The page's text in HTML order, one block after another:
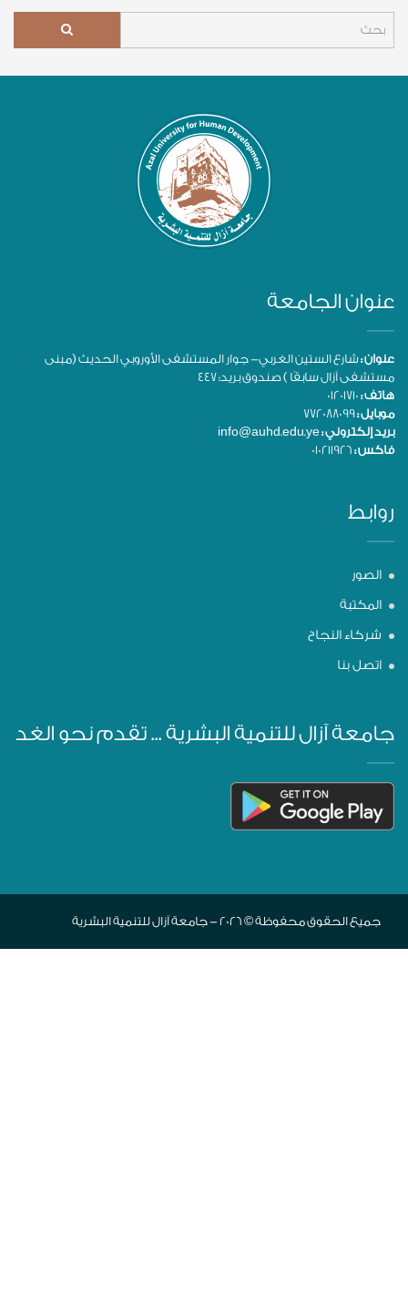
عنوان الجامعة
عنوان :شارع الستين الغربي- جوار المستشفى الأوروبي الحديث (مبنى
مستشفى آزال سابقًا ) صندوق بريد: 447
هاتف :
موبايل :
بريد إلكتروني :
فاكس :
روابط
الصور
المكتبة
شركاء النجاح
اتصل بنا
جامعة آزال للتنمية البشرية ... تقدم نحو الغد
جميع الحقوق محفوظة © 2026 - جامعة آزال للتنمية البشرية